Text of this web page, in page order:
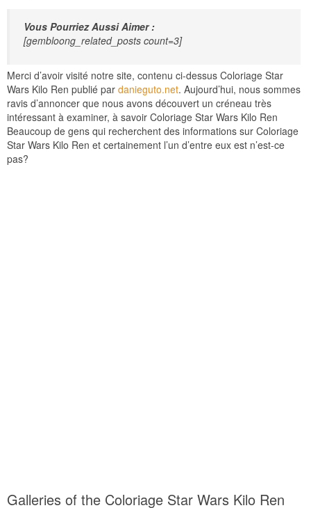
Vous Pourriez Aussi Aimer :
[gembloong_related_posts count=3]
Merci d’avoir visité notre site, contenu ci-dessus Coloriage Star
Wars Kilo Ren publié par danieguto.net. Aujourd’hui, nous sommes
ravis d’annoncer que nous avons découvert un créneau très
intéressant à examiner, à savoir Coloriage Star Wars Kilo Ren
Beaucoup de gens qui recherchent des informations sur Coloriage
Star Wars Kilo Ren et certainement l’un d’entre eux est n’est-ce
pas?
Galleries of the Coloriage Star Wars Kilo Ren